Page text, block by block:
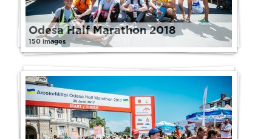
Odesa Half Marathon 2018
150 images